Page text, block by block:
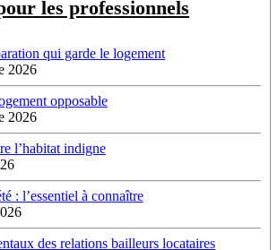
les professionnels
qui garde le logement
2026
opposable
2026
l’habitat indigne
: l’essentiel à connaître
des relations bailleurs locataires